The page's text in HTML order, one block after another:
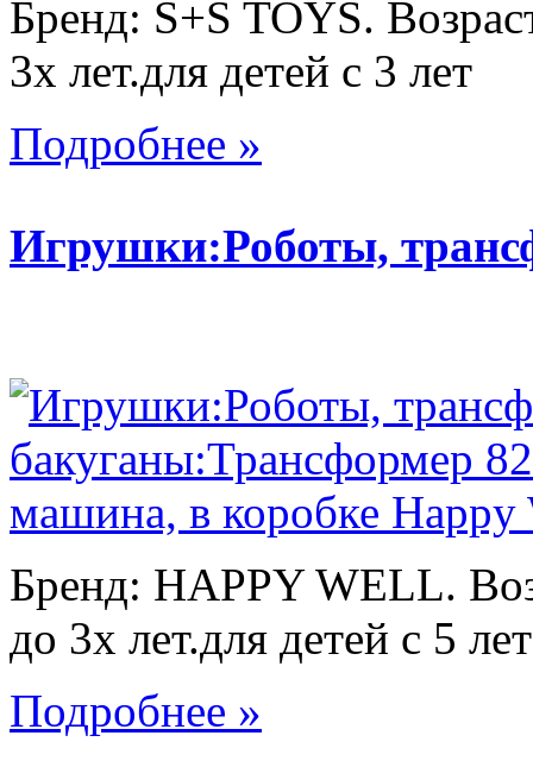
Бренд: S+S TOYS.
3х лет.для детей с 3 лет
Подробнее »
Игрушки:Роботы,
Бренд: HAPPY WELL.
до 3х лет.для детей с 5 лет
Подробнее »